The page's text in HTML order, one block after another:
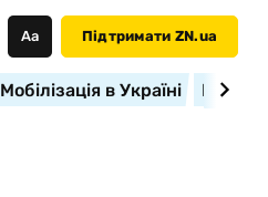
Аа Підтримати ZN.ua
Мобілізація в Україні